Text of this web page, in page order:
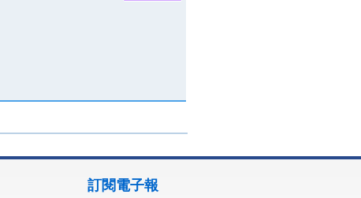
訂閱電子報